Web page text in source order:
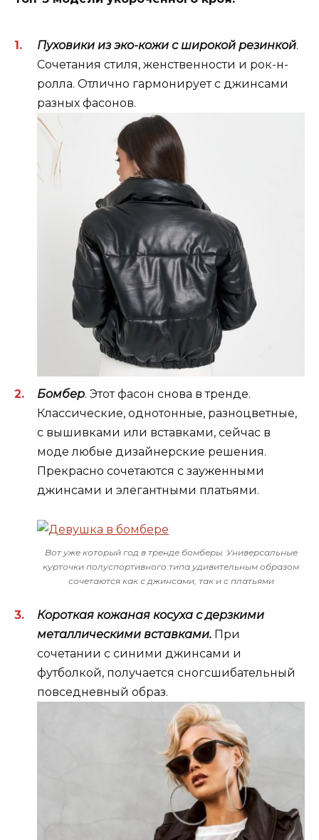
Пуховики из эко-кожи с широкой резинкой.
Сочетания стиля, женственности и рок-н-
ролла. Отлично гармонирует с джинсами
разных фасонов.
Бомбер. Этот фасон снова в тренде.
Классические, однотонные, разноцветные,
с вышивками или вставками, сейчас в
моде любые дизайнерские решения.
Прекрасно сочетаются с зауженными
джинсами и элегантными платьями.
Вот уже который год в тренде бомберы. Универсальные
курточки полуспортивного типа удивительным образом
сочетаются как с джинсами, так и с платьями
Короткая кожаная косуха с дерзкими
металлическими вставками. При
сочетании с синими джинсами и
футболкой, получается сногсшибательный
повседневный образ.